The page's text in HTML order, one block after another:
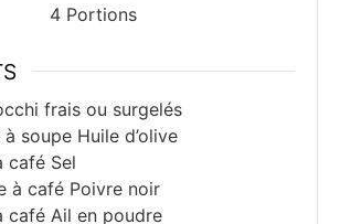
4 Portions
frais ou surgelés
à soupe Huile d’olive
café Sel
à café Poivre noir
café Ail en poudre